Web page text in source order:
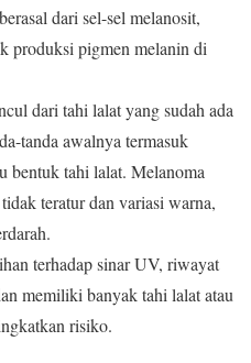
dari sel-sel melanosit,
produksi pigmen melanin di
dari tahi lalat yang sudah ada
tanda awalnya termasuk
bentuk tahi lalat. Melanoma
teratur dan variasi warna,
terhadap sinar UV, riwayat
memiliki banyak tahi lalat atau
risiko.